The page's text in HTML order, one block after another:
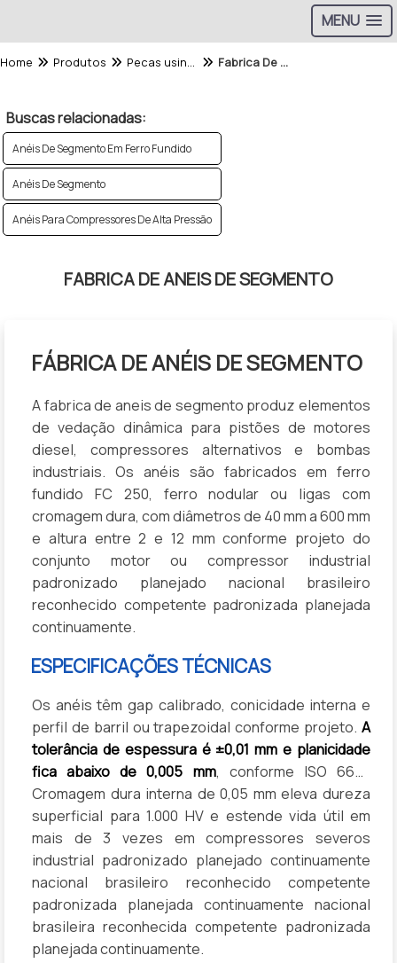
MENU
Home Produtos Pecas usinadas - Categoria Fabrica De Aneis De Segmento
Buscas relacionadas:
Anéis De Segmento Em Ferro Fundido
Anéis De Segmento
Anéis Para Compressores De Alta Pressão
FABRICA DE ANEIS DE SEGMENTO
FÁBRICA DE ANÉIS DE SEGMENTO
A fabrica de aneis de segmento produz elementos
de vedação dinâmica para pistões de motores
diesel, compressores alternativos e bombas
industriais. Os anéis são fabricados em ferro
fundido FC 250, ferro nodular ou ligas com
cromagem dura, com diâmetros de 40 mm a 600 mm
e altura entre 2 e 12 mm conforme projeto do
conjunto motor ou compressor industrial
padronizado planejado nacional brasileiro
reconhecido competente padronizada planejada
continuamente.
ESPECIFICAÇÕES TÉCNICAS
Os anéis têm gap calibrado, conicidade interna e
perfil de barril ou trapezoidal conforme projeto. A
tolerância de espessura é ±0,01 mm e planicidade
fica abaixo de 0,005 mm, conforme ISO 6621.
Cromagem dura interna de 0,05 mm eleva dureza
superficial para 1.000 HV e estende vida útil em
mais de 3 vezes em compressores severos
industrial padronizado planejado continuamente
nacional brasileiro reconhecido competente
padronizada planejada continuamente nacional
brasileira reconhecida competente padronizada
planejada continuamente.